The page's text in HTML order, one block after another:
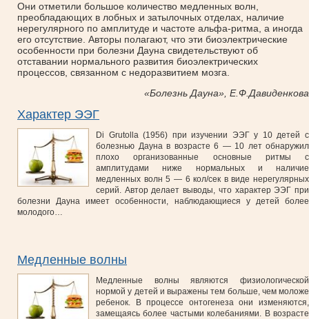
Они отметили большое количество медленных волн,
преобладающих в лобных и затылочных отделах, наличие
нерегулярного по амплитуде и частоте альфа-ритма, а иногда
его отсутствие. Авторы полагают, что эти биоэлектрические
особенности при болезни Дауна свидетельствуют об
отставании нормального развития биоэлектрических
процессов, связанном с недоразвитием мозга.
«Болезнь Дауна», Е.Ф.Давиденкова
Характер ЭЭГ
Di Grutolla (1956) при изучении ЭЭГ у 10 детей с
болезнью Дауна в возрасте 6 — 10 лет обнаружил
плохо организованные основные ритмы с
амплитудами ниже нормальных и наличие
медленных волн 5 — 6 кол/сек в виде нерегулярных
серий. Автор делает выводы, что характер ЭЭГ при
болезни Дауна имеет особенности, наблюдающиеся у детей более
молодого…
Медленные волны
Медленные волны являются физиологической
нормой у детей и выражены тем больше, чем моложе
ребенок. В процессе онтогенеза они изменяются,
замещаясь более частыми колебаниями. В возрасте